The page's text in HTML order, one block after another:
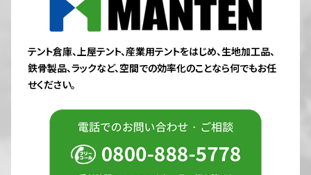
テント倉庫、上屋テント、産業用テントをはじめ、生地加工品、
鉄骨製品、ラックなど、空間での効率化のことなら何でもお任
せください。